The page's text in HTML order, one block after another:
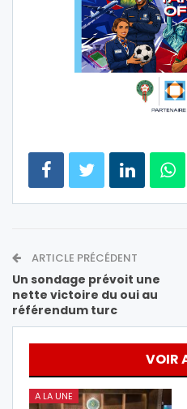
ARTICLE PRÉCÉDENT
Un sondage prévoit une
nette victoire du oui au
référendum turc
VOIR
A LA UNE